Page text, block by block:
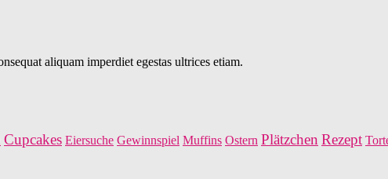
aliquam imperdiet egestas ultrices etiam.
Cupcakes Eiersuche Gewinnspiel Muffins Ostern Plätzchen Rezept